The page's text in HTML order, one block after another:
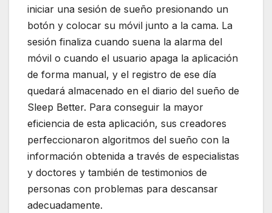
iniciar una sesión de sueño presionando un
botón y colocar su móvil junto a la cama. La
sesión finaliza cuando suena la alarma del
móvil o cuando el usuario apaga la aplicación
de forma manual, y el registro de ese día
quedará almacenado en el diario del sueño de
Sleep Better. Para conseguir la mayor
eficiencia de esta aplicación, sus creadores
perfeccionaron algoritmos del sueño con la
información obtenida a través de especialistas
y doctores y también de testimonios de
personas con problemas para descansar
adecuadamente.